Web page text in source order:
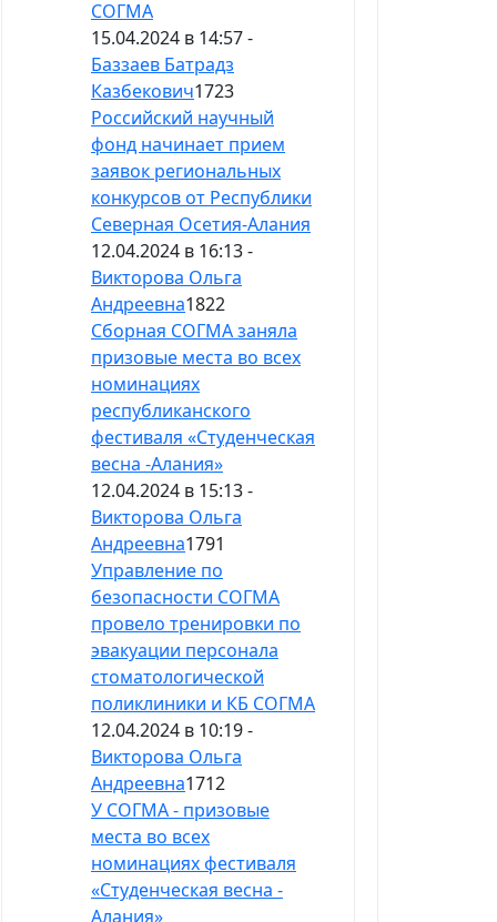
СОГМА
15.04.2024 в 14:57 -
Баззаев Батрадз
Казбекович1723
Российский научный
фонд начинает прием
заявок региональных
конкурсов от Республики
Северная Осетия-Алания
12.04.2024 в 16:13 -
Викторова Ольга
Андреевна1822
Сборная СОГМА заняла
призовые места во всех
номинациях
республиканского
фестиваля «Студенческая
весна -Алания»
12.04.2024 в 15:13 -
Викторова Ольга
Андреевна1791
Управление по
безопасности СОГМА
провело тренировки по
эвакуации персонала
стоматологической
поликлиники и КБ СОГМА
12.04.2024 в 10:19 -
Викторова Ольга
Андреевна1712
У СОГМА - призовые
места во всех
номинациях фестиваля
«Студенческая весна -
Алания»